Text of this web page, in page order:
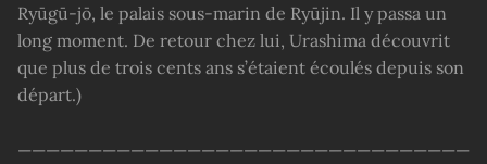
Ryūgū-jō, le palais sous-marin de Ryūjin. Il y passa un
long moment. De retour chez lui, Urashima découvrit
que plus de trois cents ans s’étaient écoulés depuis son
départ.)
————————————————————————————————